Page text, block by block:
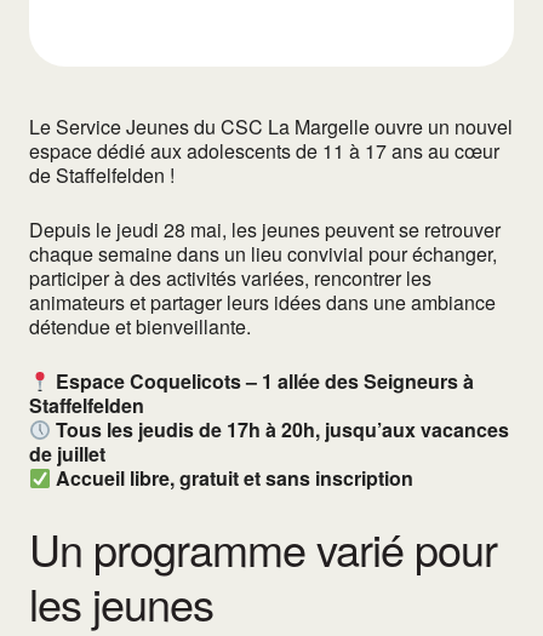
Le Service Jeunes du CSC La Margelle ouvre un nouvel
espace dédié aux adolescents de 11 à 17 ans au cœur
de Staffelfelden !
Depuis le jeudi 28 mai, les jeunes peuvent se retrouver
chaque semaine dans un lieu convivial pour échanger,
participer à des activités variées, rencontrer les
animateurs et partager leurs idées dans une ambiance
détendue et bienveillante.
Espace Coquelicots – 1 allée des Seigneurs à
Staffelfelden
Tous les jeudis de 17h à 20h, jusqu’aux vacances
de juillet
Accueil libre, gratuit et sans inscription
Un programme varié pour
les jeunes